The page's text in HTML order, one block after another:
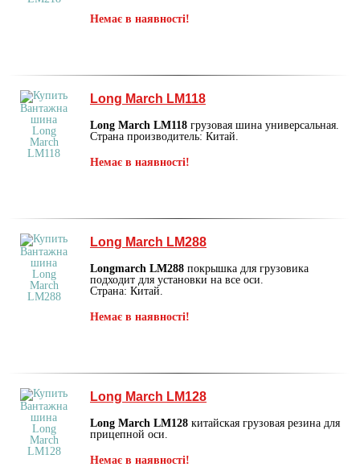
Немає в наявності!
Long March LM118
Long March LM118 грузовая шина универсальная.
Страна производитель: Китай.
Немає в наявності!
Long March LM288
Longmarch LM288 покрышка для грузовика
подходит для установки на все оси.
Страна: Китай.
Немає в наявності!
Long March LM128
Long March LM128 китайская грузовая резина для
прицепной оси.
Немає в наявності!